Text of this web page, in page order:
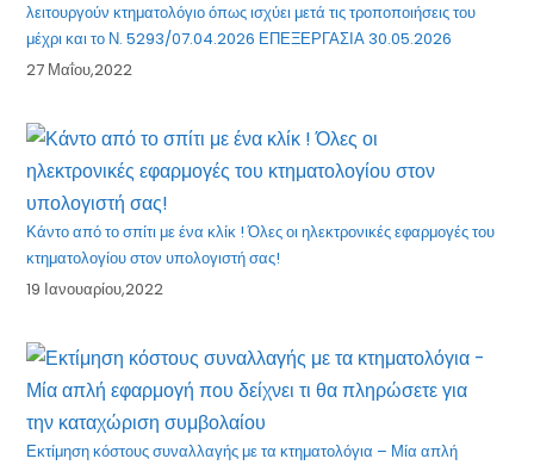
λειτουργούν κτηματολόγιο όπως ισχύει μετά τις τροποποιήσεις του
μέχρι και το Ν. 5293/07.04.2026 ΕΠΕΞΕΡΓΑΣΙΑ 30.05.2026
27 Μαΐου,2022
Κάντο από το σπίτι με ένα κλίκ ! Όλες οι ηλεκτρονικές εφαρμογές του
κτηματολογίου στον υπολογιστή σας!
19 Ιανουαρίου,2022
Εκτίμηση κόστους συναλλαγής με τα κτηματολόγια – Μία απλή